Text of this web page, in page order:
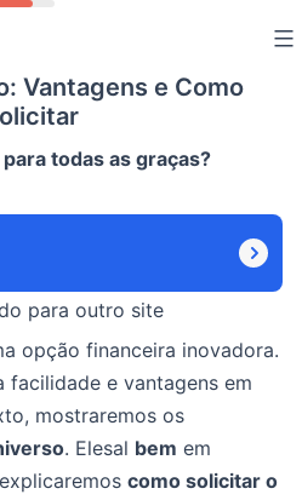
Vantagens e Como
todas as graças?
para outro site
opção financeira inovadora.
facilidade e vantagens em
mostraremos os
. Elesal bem em
como solicitar o